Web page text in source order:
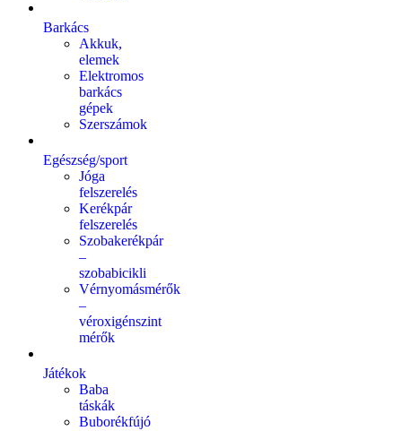
Barkács
Akkuk,
elemek
Elektromos
barkács
gépek
Szerszámok
Egészség/sport
Jóga
felszerelés
Kerékpár
felszerelés
Szobakerékpár
–
szobabicikli
Vérnyomásmérők
–
véroxigénszint
mérők
Játékok
Baba
táskák
Buborékfújó